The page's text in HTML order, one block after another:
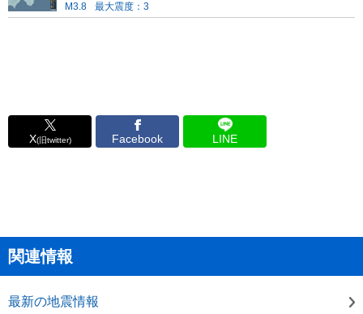
M3.8
最大震度：3
X(旧twitter) Facebook LINE
関連情報
最新の地震情報